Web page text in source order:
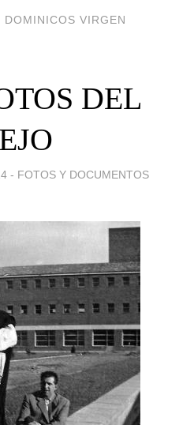
VIRGEN
DEL
- FOTOS Y DOCUMENTOS